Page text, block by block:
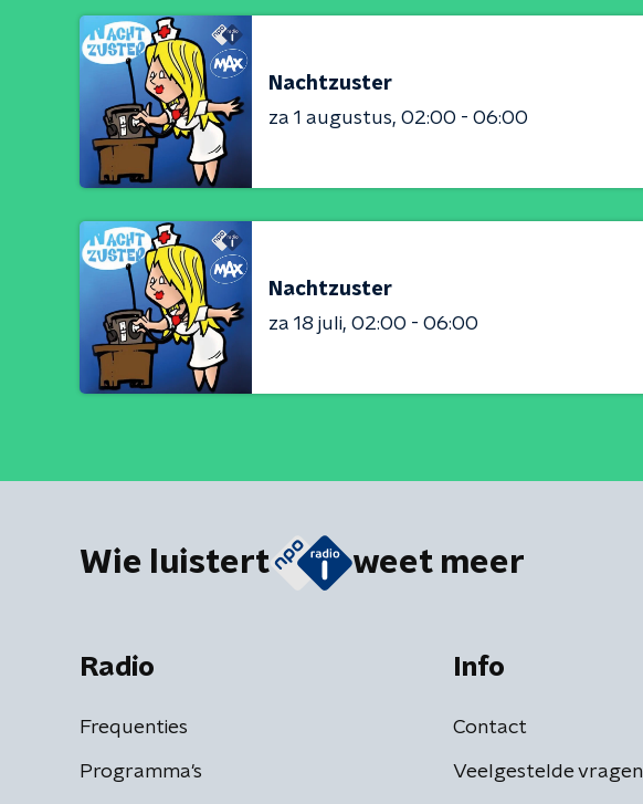
Nachtzuster
za 1 augustus 02:00 - 06:00
Nachtzuster
za 18 juli 02:00 - 06:00
Wie luistert weet meer
Radio
Frequenties
Programma's
Info
Contact
Veelgestelde vragen